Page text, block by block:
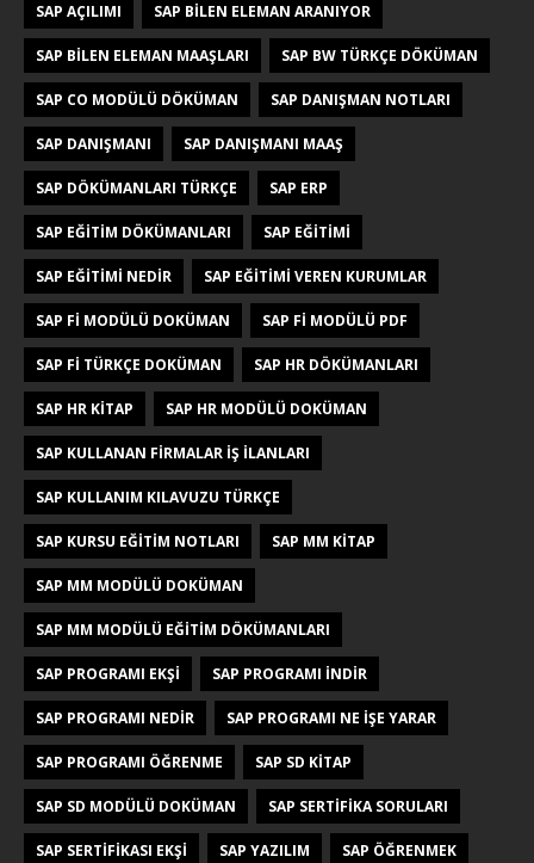
SAP AÇILIMI SAP BILEN ELEMAN ARANIYOR
SAP BILEN ELEMAN MAAŞLARI SAP BW TÜRKÇE DÖKÜMAN
SAP CO MODÜLÜ DÖKÜMAN SAP DANIŞMAN NOTLARI
SAP DANIŞMANI SAP DANIŞMANI MAAŞ
SAP DÖKÜMANLARI TÜRKÇE SAP ERP
SAP EĞITIM DÖKÜMANLARI SAP EĞITIMI
SAP EĞITIMI NEDIR SAP EĞITIMI VEREN KURUMLAR
SAP FI MODÜLÜ DOKÜMAN SAP FI MODÜLÜ PDF
SAP FI TÜRKÇE DOKÜMAN SAP HR DÖKÜMANLARI
SAP HR KITAP SAP HR MODÜLÜ DOKÜMAN
SAP KULLANAN FIRMALAR IŞ ILANLARI
SAP KULLANIM KILAVUZU TÜRKÇE
SAP KURSU EĞITIM NOTLARI SAP MM KITAP
SAP MM MODÜLÜ DOKÜMAN
SAP MM MODÜLÜ EĞITIM DÖKÜMANLARI
SAP PROGRAMI EKŞI SAP PROGRAMI INDIR
SAP PROGRAMI NEDIR SAP PROGRAMI NE IŞE YARAR
SAP PROGRAMI ÖĞRENME SAP SD KITAP
SAP SD MODÜLÜ DOKÜMAN SAP SERTIFIKA SORULARI
SAP SERTIFIKASI EKŞI SAP YAZILIM SAP ÖĞRENMEK